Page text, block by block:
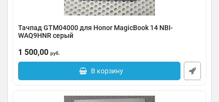
Тачпад GTM04000 для Honor МаgiсВook 14 NBI-
WAQ9HNR серый
1 500,00 руб.
В корзину